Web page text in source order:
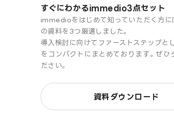
すぐにわかるimmedio3点セット
immedioをはじめて知っていただく方に
の資料を3つ厳選しました。
導入検討に向けてファーストステップと
をコンパクトにまとめております。ぜひ
ださい。
資料ダウンロード